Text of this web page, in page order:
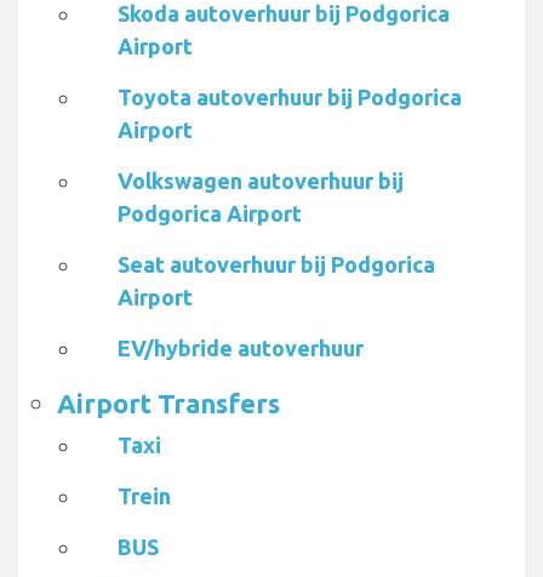
Skoda autoverhuur bij Podgorica
Airport
Toyota autoverhuur bij Podgorica
Airport
Volkswagen autoverhuur bij
Podgorica Airport
Seat autoverhuur bij Podgorica
Airport
EV/hybride autoverhuur
Airport Transfers
Taxi
Trein
BUS